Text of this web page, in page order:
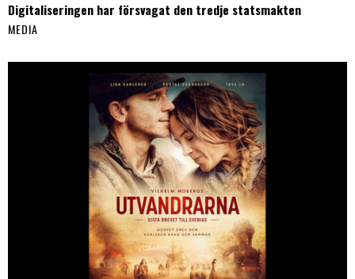
Digitaliseringen har försvagat den tredje statsmakten
MEDIA